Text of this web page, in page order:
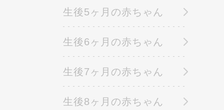
生後5ヶ月の赤ちゃん
生後6ヶ月の赤ちゃん
生後7ヶ月の赤ちゃん
生後8ヶ月の赤ちゃん